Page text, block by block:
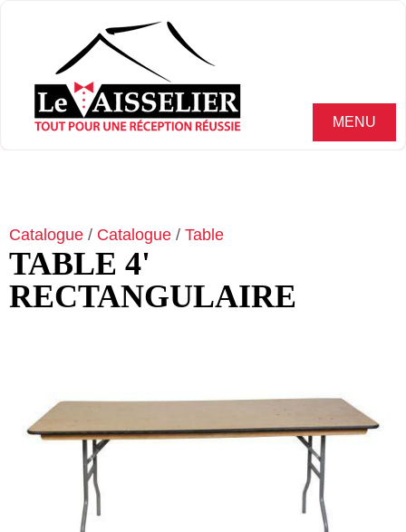
MENU
Catalogue / Catalogue / Table
TABLE 4'
RECTANGULAIRE